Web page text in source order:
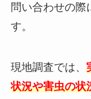
問い合わせの際
す。
現地調査では、
状況や害虫の状